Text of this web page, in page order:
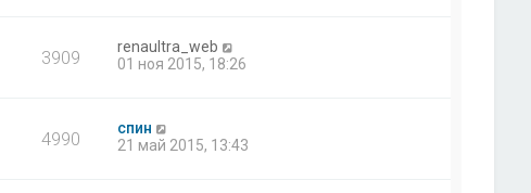
3909
renaultra_web
01 ноя 2015, 18:26
4990
спин
21 май 2015, 13:43